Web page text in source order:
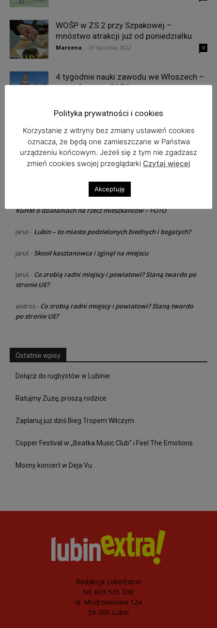
WOŚP w ZS 2 przy Szpakowej –
mnóstwo atrakcji już od poniedziałku
Marzena 23 stycznia, 2022 0
4 tygodnie nauki zawodu we Włoszech –
mega frajda – FOTO
1 2 3
KGHM o działaniach na rzecz mieszkańców – FOTO
Jaruś - Lubin – to miasto podzielonych biednych i bogatych?
Jaruś - Skosił kasztanowca i zginął na miejscu
Jaruś - Co zrobią radni miejscy i powiatowi? Staną twardo po
stronie UE?
andros- Co zrobią radni miejscy i powiatowi? Staną twardo
po stronie UE?
Ostatnie wpisy
Dołącz do rugbystów w Lubinie
Ratujmy Zuzę, proszą rodzice
Zaplanuj już dziś Bieg Tropem Wilczym
Copper Festival w „Beatka Music Club” i Feel The Emotions
Mocny koncert w Deja Vu
Redakcja LubinExtra!
tel. 603 535 338
ul. Modrzewiowa 12a
59-300 Lubin
Polityka prywatności i cookies
Korzystanie z witryny bez zmiany ustawień cookies
oznacza, że będą one zamieszczane w Państwa
urządzeniu końcowym. Jeżeli się z tym nie zgadzasz
zmień cookies swojej przeglądarki Czytaj więcej
Akceptuję